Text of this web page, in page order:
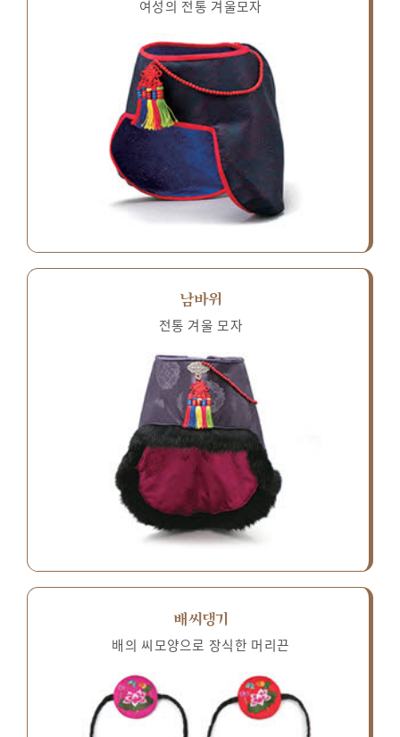
여성의 전통 겨울모자
남바위
전통 겨울 모자
배씨댕기
배의 씨모양으로 장식한 머리끈